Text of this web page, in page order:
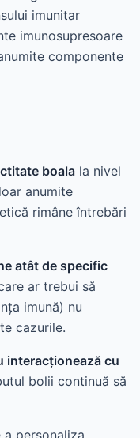
imunitar
imunosupresoare
componente
boala la nivel
anumite
rimâne întrebări
atât de specific
ar trebui să
imună) nu
cazurile.
interacționează cu
bolii continuă să
personaliza